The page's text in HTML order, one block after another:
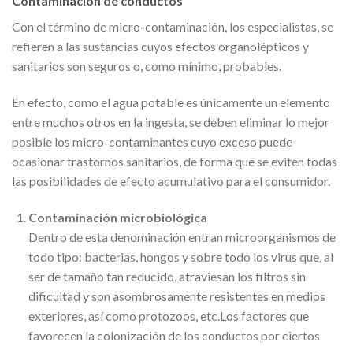
Con el término de micro-contaminación, los especialistas, se
refieren a las sustancias cuyos efectos organolépticos y
sanitarios son seguros o, como mínimo, probables.
En efecto, como el agua potable es únicamente un elemento
entre muchos otros en la ingesta, se deben eliminar lo mejor
posible los micro-contaminantes cuyo exceso puede
ocasionar trastornos sanitarios, de forma que se eviten todas
las posibilidades de efecto acumulativo para el consumidor.
Contaminación microbiológica
Dentro de esta denominación entran microorganismos de
todo tipo: bacterias, hongos y sobre todo los virus que, al
ser de tamaño tan reducido, atraviesan los filtros sin
dificultad y son asombrosamente resistentes en medios
exteriores, así como protozoos, etc.Los factores que
favorecen la colonización de los conductos por ciertos